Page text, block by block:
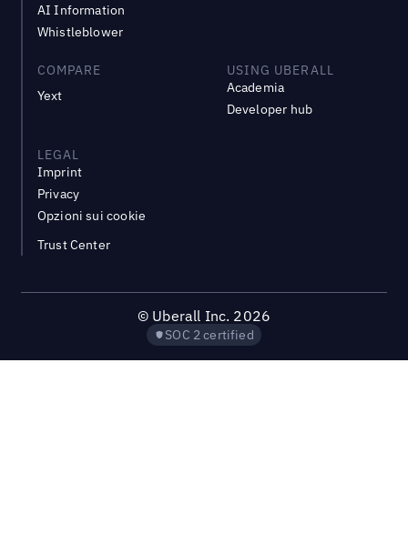
AI Information
Whistleblower
COMPARE
Yext
USING UBERALL
Academia
Developer hub
LEGAL
Imprint
Privacy
Opzioni sui cookie
Trust Center
© Uberall Inc. 2026
SOC 2 certified